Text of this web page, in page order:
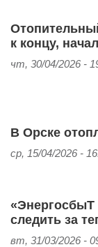
к концу,
чт, 30/04/2026 -
В Орске
ср, 15/04/2026 -
следить за
вт, 31/03/2026 -